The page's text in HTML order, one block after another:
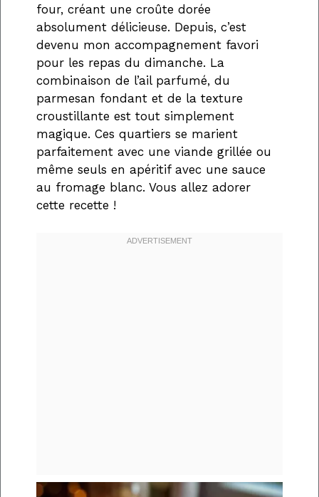
four, créant une croûte dorée
absolument délicieuse. Depuis, c’est
devenu mon accompagnement favori
pour les repas du dimanche. La
combinaison de l’ail parfumé, du
parmesan fondant et de la texture
croustillante est tout simplement
magique. Ces quartiers se marient
parfaitement avec une viande grillée ou
même seuls en apéritif avec une sauce
au fromage blanc. Vous allez adorer
cette recette !